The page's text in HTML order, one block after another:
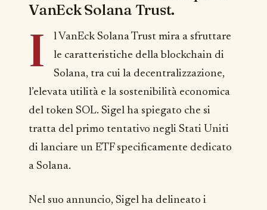
VanEck Solana Trust.
I
l VanEck Solana Trust mira a sfruttare
le caratteristiche della blockchain di
Solana, tra cui la decentralizzazione,
l’elevata utilità e la sostenibilità economica
del token SOL. Sigel ha spiegato che si
tratta del primo tentativo negli Stati Uniti
di lanciare un ETF specificamente dedicato
a Solana.
Nel suo annuncio, Sigel ha delineato i